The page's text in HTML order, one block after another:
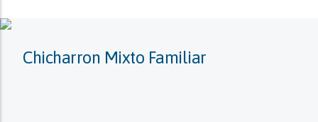
Chicharron Mixto Familiar